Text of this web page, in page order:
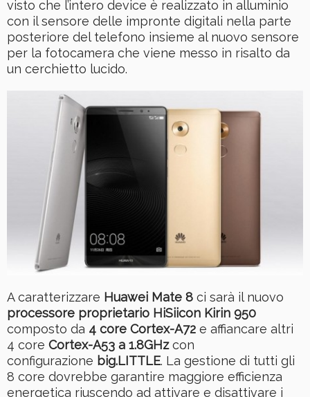
visto che l’intero device è realizzato in alluminio
con il sensore delle impronte digitali nella parte
posteriore del telefono insieme al nuovo sensore
per la fotocamera che viene messo in risalto da
un cerchietto lucido.
A caratterizzare Huawei Mate 8 ci sarà il nuovo
processore proprietario HiSiicon Kirin 950
composto da 4 core Cortex-A72 e affiancare altri
4 core Cortex-A53 a 1.8GHzcon
configurazione big.LITTLE. La gestione di tutti gli
8 core dovrebbe garantire maggiore efficienza
energetica riuscendo ad attivare e disattivare i